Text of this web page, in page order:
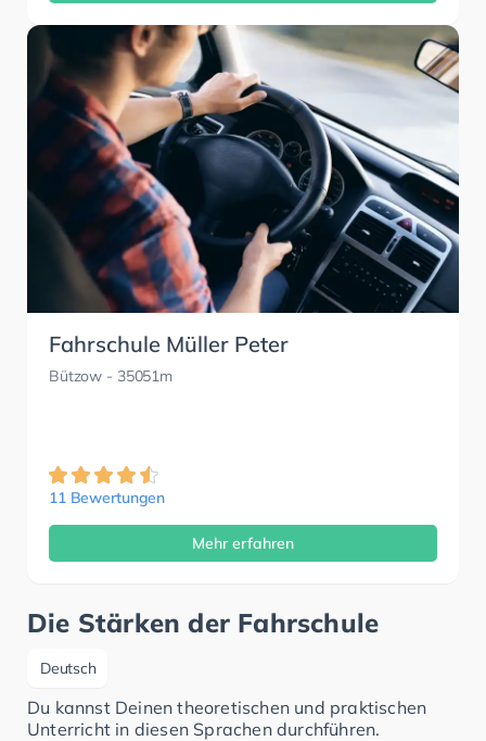
Fahrschule Müller Peter
Bützow - 35051m
11 Bewertungen
Mehr erfahren
Die Stärken der Fahrschule
Deutsch
Du kannst Deinen theoretischen und praktischen
Unterricht in diesen Sprachen durchführen.